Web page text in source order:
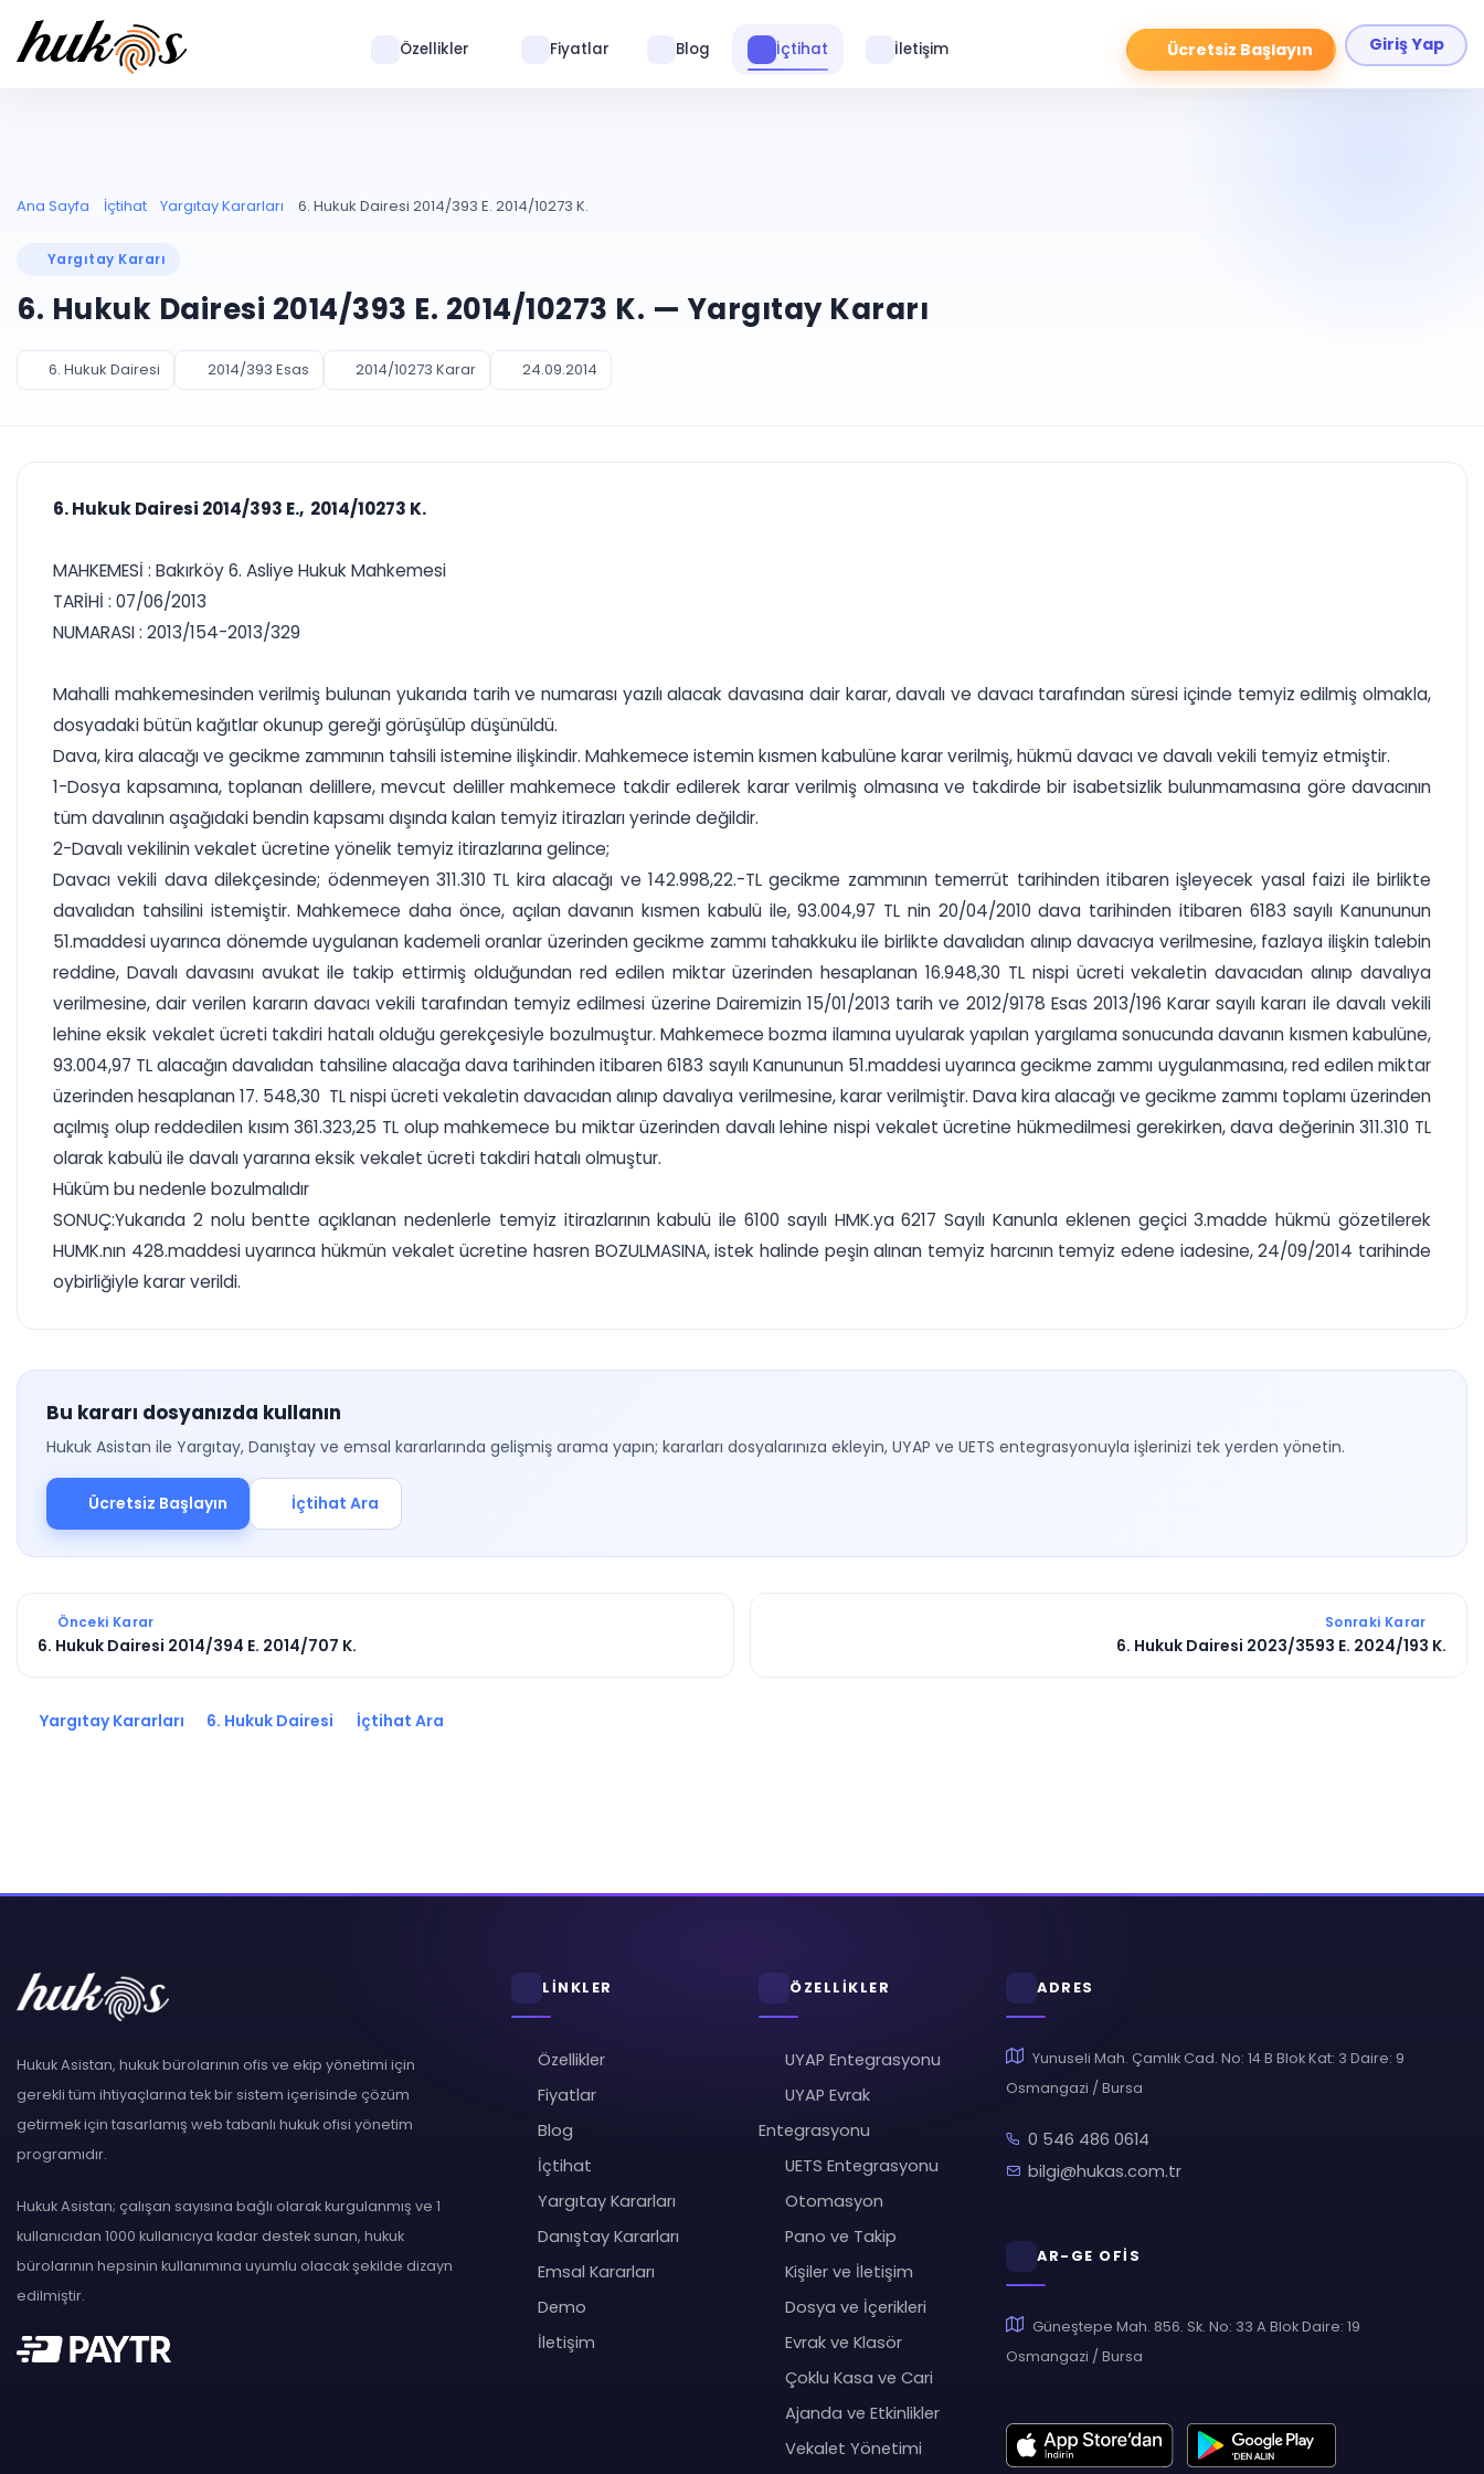
Ücretsiz Başlayın Giriş Yap
Özellikler Fiyatlar Blog İçtihat İletişim
Ana Sayfa İçtihat Yargıtay Kararları 6. Hukuk Dairesi 2014/393 E. 2014/10273 K.
Yargıtay Kararı
6. Hukuk Dairesi 2014/393 E. 2014/10273 K. — Yargıtay Kararı
6. Hukuk Dairesi 2014/393 Esas 2014/10273 Karar 24.09.2014
6. Hukuk Dairesi 2014/393 E., 2014/10273 K.
MAHKEMESİ : Bakırköy 6. Asliye Hukuk Mahkemesi
TARİHİ : 07/06/2013
NUMARASI : 2013/154-2013/329
Mahalli mahkemesinden verilmiş bulunan yukarıda tarih ve numarası yazılı alacak davasına dair karar, davalı ve davacı tarafından süresi içinde temyiz edilmiş olmakla,
dosyadaki bütün kağıtlar okunup gereği görüşülüp düşünüldü.
Dava, kira alacağı ve gecikme zammının tahsili istemine ilişkindir. Mahkemece istemin kısmen kabulüne karar verilmiş, hükmü davacı ve davalı vekili temyiz etmiştir.
1-Dosya kapsamına, toplanan delillere, mevcut deliller mahkemece takdir edilerek karar verilmiş olmasına ve takdirde bir isabetsizlik bulunmamasına göre davacının
tüm davalının aşağıdaki bendin kapsamı dışında kalan temyiz itirazları yerinde değildir.
2-Davalı vekilinin vekalet ücretine yönelik temyiz itirazlarına gelince;
Davacı vekili dava dilekçesinde; ödenmeyen 311.310 TL kira alacağı ve 142.998,22.-TL gecikme zammının temerrüt tarihinden itibaren işleyecek yasal faizi ile birlikte
davalıdan tahsilini istemiştir. Mahkemece daha önce, açılan davanın kısmen kabulü ile, 93.004,97 TL nin 20/04/2010 dava tarihinden itibaren 6183 sayılı Kanununun
51.maddesi uyarınca dönemde uygulanan kademeli oranlar üzerinden gecikme zammı tahakkuku ile birlikte davalıdan alınıp davacıya verilmesine, fazlaya ilişkin talebin
reddine, Davalı davasını avukat ile takip ettirmiş olduğundan red edilen miktar üzerinden hesaplanan 16.948,30 TL nispi ücreti vekaletin davacıdan alınıp davalıya
verilmesine, dair verilen kararın davacı vekili tarafından temyiz edilmesi üzerine Dairemizin 15/01/2013 tarih ve 2012/9178 Esas 2013/196 Karar sayılı kararı ile davalı vekili
lehine eksik vekalet ücreti takdiri hatalı olduğu gerekçesiyle bozulmuştur. Mahkemece bozma ilamına uyularak yapılan yargılama sonucunda davanın kısmen kabulüne,
93.004,97 TL alacağın davalıdan tahsiline alacağa dava tarihinden itibaren 6183 sayılı Kanununun 51.maddesi uyarınca gecikme zammı uygulanmasına, red edilen miktar
üzerinden hesaplanan 17. 548,30 TL nispi ücreti vekaletin davacıdan alınıp davalıya verilmesine, karar verilmiştir. Dava kira alacağı ve gecikme zammı toplamı üzerinden
açılmış olup reddedilen kısım 361.323,25 TL olup mahkemece bu miktar üzerinden davalı lehine nispi vekalet ücretine hükmedilmesi gerekirken, dava değerinin 311.310 TL
olarak kabulü ile davalı yararına eksik vekalet ücreti takdiri hatalı olmuştur.
Hüküm bu nedenle bozulmalıdır
SONUÇ:Yukarıda 2 nolu bentte açıklanan nedenlerle temyiz itirazlarının kabulü ile 6100 sayılı HMK.ya 6217 Sayılı Kanunla eklenen geçici 3.madde hükmü gözetilerek
HUMK.nın 428.maddesi uyarınca hükmün vekalet ücretine hasren BOZULMASINA, istek halinde peşin alınan temyiz harcının temyiz edene iadesine, 24/09/2014 tarihinde
oybirliğiyle karar verildi.
Bu kararı dosyanızda kullanın
Hukuk Asistan ile Yargıtay, Danıştay ve emsal kararlarında gelişmiş arama yapın; kararları dosyalarınıza ekleyin, UYAP ve UETS entegrasyonuyla işlerinizi tek yerden yönetin.
Ücretsiz Başlayın İçtihat Ara
Önceki Karar
6. Hukuk Dairesi 2014/394 E. 2014/707 K.
Sonraki Karar
6. Hukuk Dairesi 2023/3593 E. 2024/193 K.
Yargıtay Kararları 6. Hukuk Dairesi İçtihat Ara
Hukuk Asistan, hukuk bürolarının ofis ve ekip yönetimi için
gerekli tüm ihtiyaçlarına tek bir sistem içerisinde çözüm
getirmek için tasarlamış web tabanlı hukuk ofisi yönetim
programıdır.
Hukuk Asistan; çalışan sayısına bağlı olarak kurgulanmış ve 1
kullanıcıdan 1000 kullanıcıya kadar destek sunan, hukuk
bürolarının hepsinin kullanımına uyumlu olacak şekilde dizayn
edilmiştir.
LİNKLER
Özellikler
Fiyatlar
Blog
İçtihat
Yargıtay Kararları
Danıştay Kararları
Emsal Kararları
Demo
İletişim
ÖZELLİKLER
UYAP Entegrasyonu
UYAP Evrak
Entegrasyonu
UETS Entegrasyonu
Otomasyon
Pano ve Takip
Kişiler ve İletişim
Dosya ve İçerikleri
Evrak ve Klasör
Çoklu Kasa ve Cari
Ajanda ve Etkinlikler
Vekalet Yönetimi
ADRES
Yunuseli Mah. Çamlık Cad. No: 14 B Blok Kat: 3 Daire: 9
Osmangazi / Bursa
0 546 486 0614
bilgi@hukas.com.tr
AR-GE OFİS
Güneştepe Mah. 856. Sk. No: 33 A Blok Daire: 19
Osmangazi / Bursa